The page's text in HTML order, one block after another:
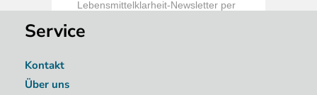
Service
Kontakt
Über uns